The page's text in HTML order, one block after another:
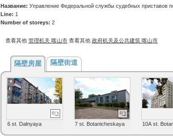
Название: Управление Федеральной службы судебных приставов
Line: 1
Number of storeys: 2
查看其他 管理机关 喀山市 查看其他 政府机关及公共建筑 喀山市
隔壁房屋 隔壁街道
6 st. Dalnyaya
6
7 st. Botanicheskaya
4
10А st.